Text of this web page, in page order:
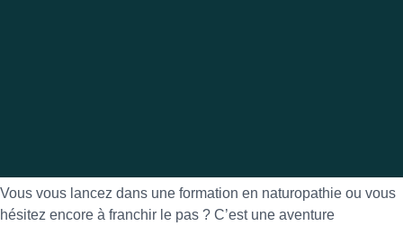
Vous vous lancez dans une formation en naturopathie ou vous
hésitez encore à franchir le pas ? C’est une aventure